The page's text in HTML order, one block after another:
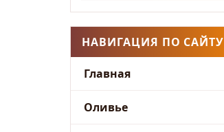
НАВИГАЦИЯ ПО САЙТУ
Главная
Оливье